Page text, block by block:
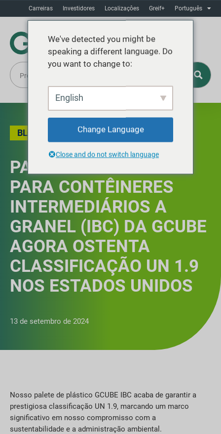
Carreiras Investidores Localizaçôes Greif+ Português
BLOG SUSTENTABILIDADE
PALETE DE PLÁSTICO
PARA CONTÊINERES
INTERMEDIÁRIOS A
GRANEL (IBC) DA GCUBE
AGORA OSTENTA
CLASSIFICAÇÃO UN 1.9
NOS ESTADOS UNIDOS
13 de setembro de 2024
Nosso palete de plástico GCUBE IBC acaba de garantir a
prestigiosa classificação UN 1.9, marcando um marco
significativo em nosso compromisso com a
sustentabilidade e a administração ambiental.
We've detected you might be
speaking a different language. Do
you want to change to:
English
Change Language
Close and do not switch language